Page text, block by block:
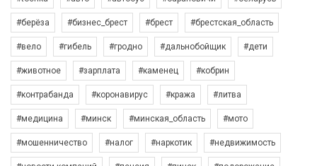
#берёза #бизнес_брест #брест #брестская_область
#вело #гибель #гродно #дальнобойщик #дети
#животное #зарплата #каменец #кобрин
#контрабанда #коронавирус #кража #литва
#медицина #минск #минская_область #мото
#мошенничество #налог #наркотик #недвижимость